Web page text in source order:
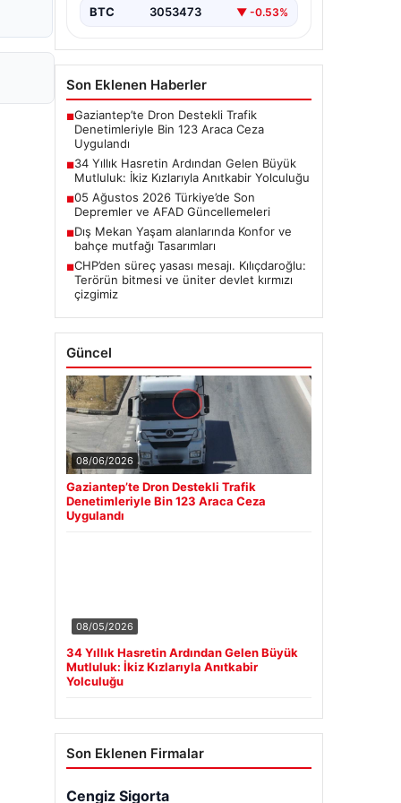
BTC 3053473 ▼ -0.53%
Son Eklenen Haberler
■Gaziantep’te Dron Destekli Trafik
Denetimleriyle Bin 123 Araca Ceza
Uygulandı
■34 Yıllık Hasretin Ardından Gelen Büyük
Mutluluk: İkiz Kızlarıyla Anıtkabir Yolculuğu
■05 Ağustos 2026 Türkiye’de Son
Depremler ve AFAD Güncellemeleri
■Dış Mekan Yaşam alanlarında Konfor ve
bahçe mutfağı Tasarımları
■CHP’den süreç yasası mesajı. Kılıçdaroğlu:
Terörün bitmesi ve üniter devlet kırmızı
çizgimiz
Güncel
08/06/2026
Gaziantep’te Dron Destekli Trafik
Denetimleriyle Bin 123 Araca Ceza
Uygulandı
08/05/2026
34 Yıllık Hasretin Ardından Gelen Büyük
Mutluluk: İkiz Kızlarıyla Anıtkabir
Yolculuğu
Son Eklenen Firmalar
Cengiz Sigorta